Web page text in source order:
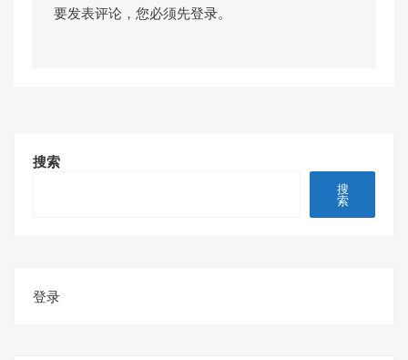
要发表评论，您必须先登录。
搜索
搜
索
登录